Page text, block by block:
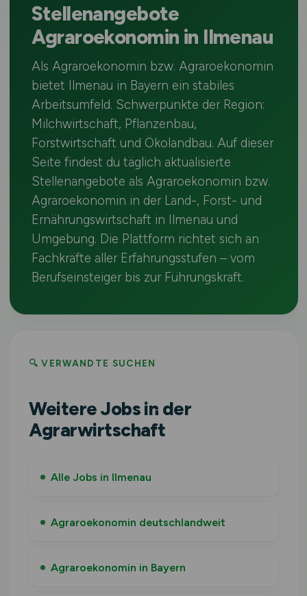
Stellenangebote
Agraroekonomin in Ilmenau
Als Agraroekonomin bzw. Agraroekonomin
bietet Ilmenau in Bayern ein stabiles
Arbeitsumfeld. Schwerpunkte der Region:
Milchwirtschaft, Pflanzenbau,
Forstwirtschaft und Ökolandbau. Auf dieser
Seite findest du täglich aktualisierte
Stellenangebote als Agraroekonomin bzw.
Agraroekonomin in der Land-, Forst- und
Ernährungswirtschaft in Ilmenau und
Umgebung. Die Plattform richtet sich an
Fachkräfte aller Erfahrungsstufen – vom
Berufseinsteiger bis zur Führungskraft.
🔍 VERWANDTE SUCHEN
Weitere Jobs in der
Agrarwirtschaft
Alle Jobs in Ilmenau
Agraroekonomin deutschlandweit
Agraroekonomin in Bayern